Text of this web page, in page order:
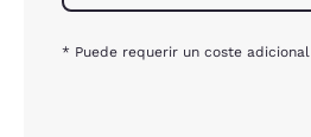
* Puede requerir un coste adicional